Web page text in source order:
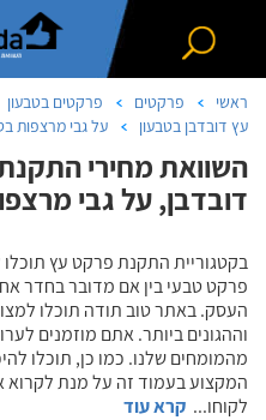
ראשי פרקטים פרקטים בטבעון
עץ דובדבן בטבעון
על גבי מרצפות
השוואת מחירי
דובדבן, על גבי
בקטגוריית התקנת פרקט עץ
פרקט טבעי בין אם מדובר בחדר
העסק. באתר טוב תודה תוכלו
וההגונים ביותר. אתם מוזמנים
מהמומחים שלנו. כמו כן, תוכלו
המקצוע בעמוד זה על מנת
לקוחו... קרא עוד